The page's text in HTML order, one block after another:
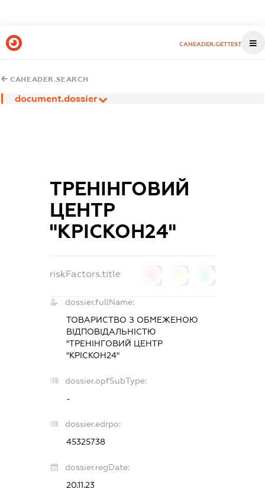
CAHEADER.GETTEST
CAHEADER.SEARCH
document.dossier
ТРЕНІНГОВИЙ
ЦЕНТР
"КРІСКОН24"
riskFactors.title
dossier.fullName:
ТОВАРИСТВО З ОБМЕЖЕНОЮ
ВІДПОВІДАЛЬНІСТЮ
"ТРЕНІНГОВИЙ ЦЕНТР
"КРІСКОН24"
dossier.opfSubType:
-
dossier.edrpo:
45325738
dossier.regDate:
20.11.23